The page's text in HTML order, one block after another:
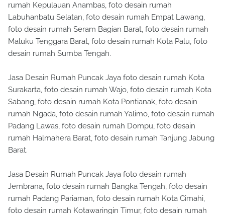
rumah Kepulauan Anambas, foto desain rumah
Labuhanbatu Selatan, foto desain rumah Empat Lawang,
foto desain rumah Seram Bagian Barat, foto desain rumah
Maluku Tenggara Barat, foto desain rumah Kota Palu, foto
desain rumah Sumba Tengah.
Jasa Desain Rumah Puncak Jaya foto desain rumah Kota
Surakarta, foto desain rumah Wajo, foto desain rumah Kota
Sabang, foto desain rumah Kota Pontianak, foto desain
rumah Ngada, foto desain rumah Yalimo, foto desain rumah
Padang Lawas, foto desain rumah Dompu, foto desain
rumah Halmahera Barat, foto desain rumah Tanjung Jabung
Barat.
Jasa Desain Rumah Puncak Jaya foto desain rumah
Jembrana, foto desain rumah Bangka Tengah, foto desain
rumah Padang Pariaman, foto desain rumah Kota Cimahi,
foto desain rumah Kotawaringin Timur, foto desain rumah